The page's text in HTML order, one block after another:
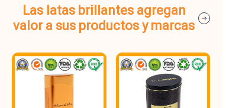
Las latas brillantes agregan
valor a sus productos y marcas